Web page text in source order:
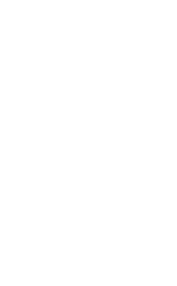
valdikliu